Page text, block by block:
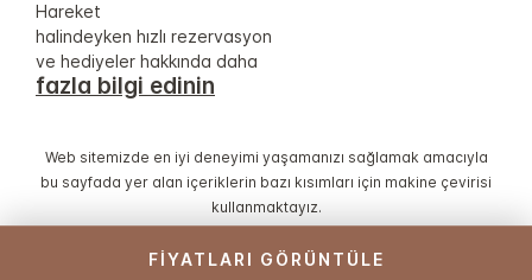
FIYATLARI GÖRÜNTÜLE
Hareket
halindeyken hızlı rezervasyon
ve hediyeler hakkında daha
fazla bilgi edinin
Web sitemizde en iyi deneyimi yaşamanızı sağlamak amacıyla
bu sayfada yer alan içeriklerin bazı kısımları için makine çevirisi
kullanmaktayız.